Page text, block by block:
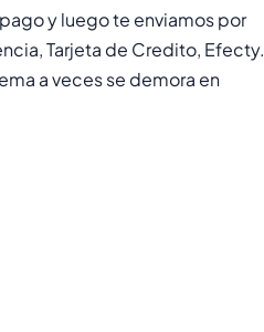
y luego te enviamos por
Tarjeta de Credito, Efecty.
se demora en